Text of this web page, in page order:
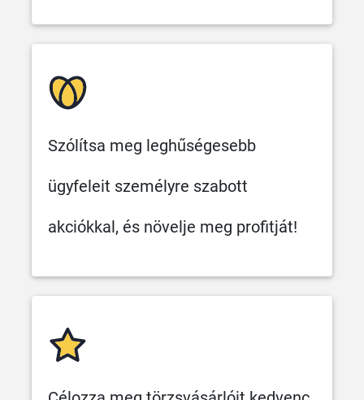
Szólítsa meg leghűségesebb
ügyfeleit személyre szabott
akciókkal, és növelje meg profitját!